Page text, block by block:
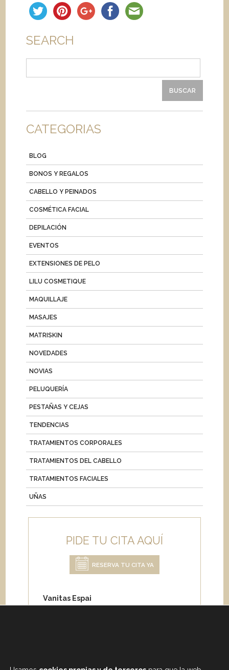
SEARCH
CATEGORIAS
BLOG
BONOS Y REGALOS
CABELLO Y PEINADOS
COSMÉTICA FACIAL
DEPILACIÓN
EVENTOS
EXTENSIONES DE PELO
LILU COSMETIQUE
MAQUILLAJE
MASAJES
MATRISKIN
NOVEDADES
NOVIAS
PELUQUERÍA
PESTAÑAS Y CEJAS
TENDENCIAS
TRATAMIENTOS CORPORALES
TRATAMIENTOS DEL CABELLO
TRATAMIENTOS FACIALES
UÑAS
PIDE TU CITA AQUÍ
RESERVA TU CITA YA
Vanitas Espai
Carrer de Paris 204